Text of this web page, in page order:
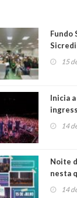
Fundo
15
Inicia
do
anos
14
Noite
nesta
Centro
14